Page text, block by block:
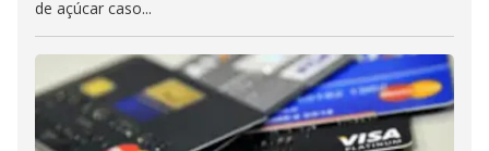
de açúcar caso...